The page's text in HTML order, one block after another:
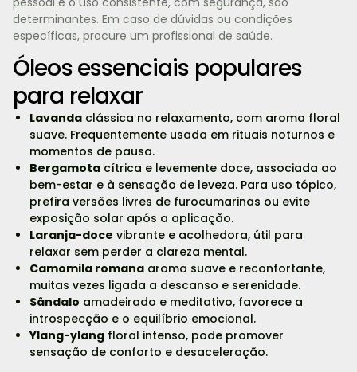
determinantes. Em caso de dúvidas ou condições
específicas, procure um profissional de saúde.
Óleos essenciais populares
para relaxar
Lavandaclássica no relaxamento, com aroma floral
suave. Frequentemente usada em rituais noturnos e
momentos de pausa.
Bergamotacítrica e levemente doce, associada ao
bem-estar e à sensação de leveza. Para uso tópico,
prefira versões livres de furocumarinas ou evite
exposição solar após a aplicação.
Laranja-doce vibrante e acolhedora, útil para
relaxar sem perder a clareza mental.
Camomila romanaaroma suave e reconfortante,
muitas vezes ligada a descanso e serenidade.
Sândalo amadeirado e meditativo, favorece a
introspecção e o equilíbrio emocional.
Ylang-ylangfloral intenso, pode promover
sensação de conforto e desaceleração.